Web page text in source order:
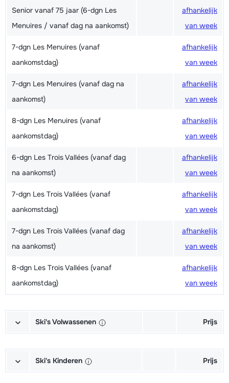
Senior vanaf 75 jaar (6-dgn Les
Menuires / vanaf dag na aankomst)
afhankelijk
van week
7-dgn Les Menuires (vanaf
aankomstdag)
afhankelijk
van week
7-dgn Les Menuires (vanaf dag na
aankomst)
afhankelijk
van week
8-dgn Les Menuires (vanaf
aankomstdag)
afhankelijk
van week
6-dgn Les Trois Vallées (vanaf dag
na aankomst)
afhankelijk
van week
7-dgn Les Trois Vallées (vanaf
aankomstdag)
afhankelijk
van week
7-dgn Les Trois Vallées (vanaf dag
na aankomst)
afhankelijk
van week
8-dgn Les Trois Vallées (vanaf
aankomstdag)
afhankelijk
van week
Ski's Volwassenen Prijs
Schoenen + Stokken (6/7 dagen)
van week
Ski's Kinderen Prijs